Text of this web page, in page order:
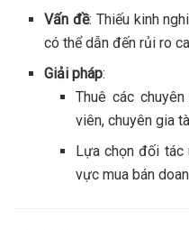
Vấn đề: Thiếu kinh
có thể dẫn đến rủi ro
Giải pháp:
Thuê các
viên, chuyên gia
Lựa chọn đối tác
vực mua bán